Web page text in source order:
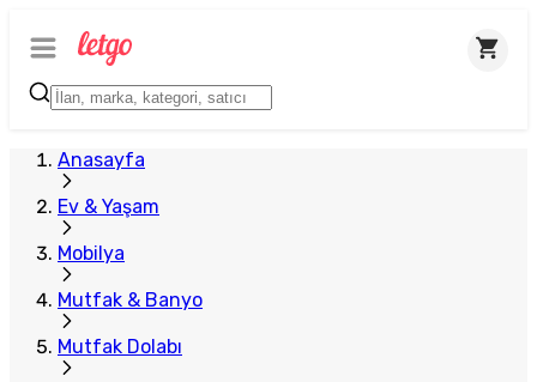
Anasayfa
Ev & Yaşam
Mobilya
Mutfak & Banyo
Mutfak Dolabı